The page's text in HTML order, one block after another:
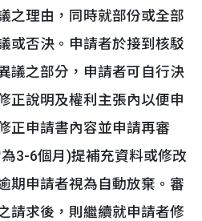
之理由，同時就部份或全部
或否決。申請者於接到核駁
議之部分，申請者可自行決
正說明及權利主張內以便申
正申請書內容並申請再審
3-6個月)提補充資料或修改
期申請者視為自動放棄。審
請求後，則繼續就申請者修